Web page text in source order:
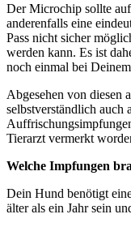
Der Microchip sollte
anderenfalls eine
Pass nicht sicher
werden kann. Es ist
noch einmal bei
Abgesehen von diesen
selbstverständlich auch
Tierarzt vermerkt
Welche Impfungen
Dein Hund benötigt
älter als ein Jahr sein